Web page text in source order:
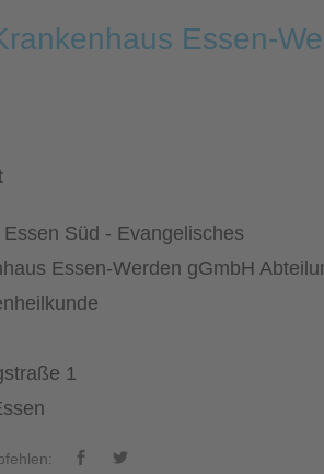
Essen-
Süd - Evangelisches
Essen-Werden gGmbH
1